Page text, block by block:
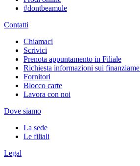
#dontbeamule
Contatti
Chiamaci
Scrivici
Prenota appuntamento in Filiale
Richiesta informazioni sui
Fornitori
Blocco carte
Lavora con noi
Dove siamo
La sede
Le filiali
Legal